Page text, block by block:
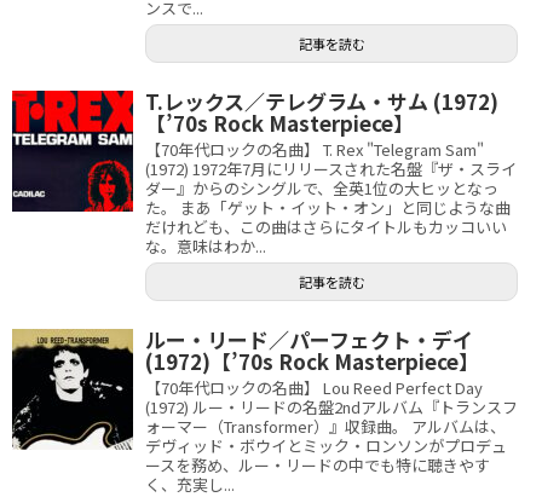
ンスで...
記事を読む
T.レックス／テレグラム・サム (1972)
【’70s Rock Masterpiece】
【70年代ロックの名曲】 T. Rex "Telegram Sam"
(1972) 1972年7月にリリースされた名盤『ザ・スライ
ダー』からのシングルで、全英1位の大ヒッとなっ
た。 まあ「ゲット・イット・オン」と同じような曲
だけれども、この曲はさらにタイトルもカッコいい
な。意味はわか...
記事を読む
ルー・リード／パーフェクト・デイ
(1972)【’70s Rock Masterpiece】
【70年代ロックの名曲】 Lou Reed Perfect Day
(1972) ルー・リードの名盤2ndアルバム『トランスフ
ォーマー（Transformer）』収録曲。 アルバムは、
デヴィッド・ボウイとミック・ロンソンがプロデュ
ースを務め、ルー・リードの中でも特に聴きやす
く、充実し...